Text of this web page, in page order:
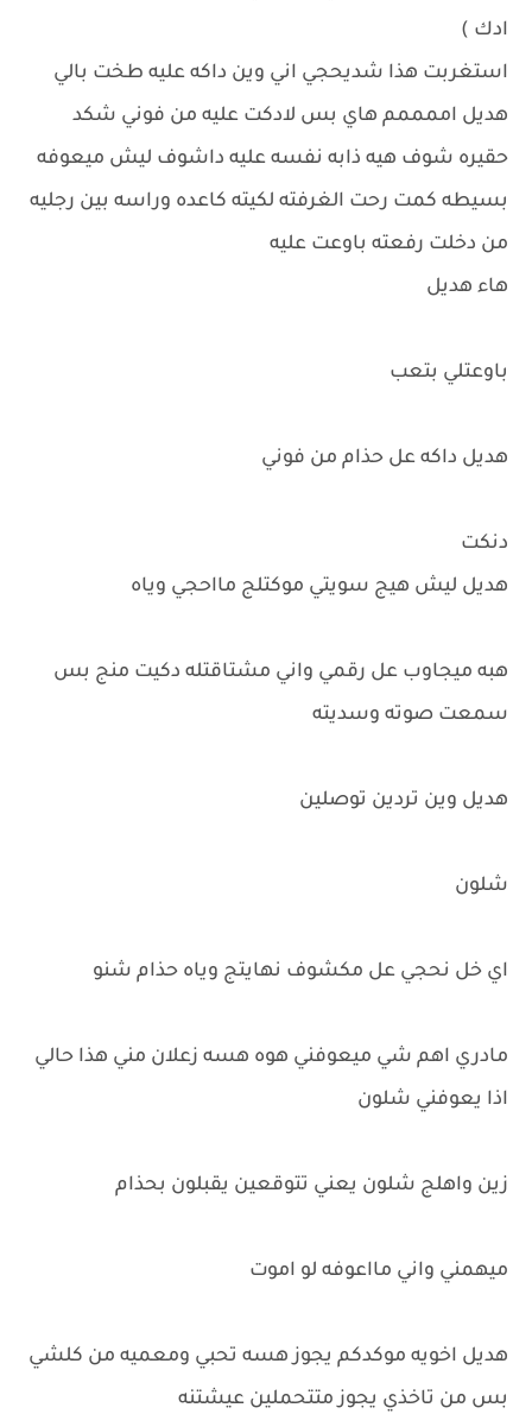
ادك )
استغربت هذا شديحجي اني وين داكه عليه طخت بالي
هديل اممممم هاي بس لادكت عليه من فوني شكد
حقيره شوف هيه ذابه نفسه عليه داشوف ليش ميعوفه
بسيطه كمت رحت الغرفته لكيته كاعده وراسه بين رجليه
من دخلت رفعته باوعت عليه
هاء هديل
باوعتلي بتعب
هديل داكه عل حذام من فوني
دنكت
هديل ليش هيج سويتي موكتلج مااحجي وياه
هبه ميجاوب عل رقمي واني مشتاقتله دكيت منج بس
سمعت صوته وسديته
هديل وين تردين توصلين
شلون
اي خل نحجي عل مكشوف نهايتج وياه حذام شنو
مادري اهم شي ميعوفني هوه هسه زعلان مني هذا حالي
اذا يعوفني شلون
زين واهلج شلون يعني تتوقعين يقبلون بحذام
ميهمني واني مااعوفه لو اموت
هديل اخويه موكدكم يجوز هسه تحبي ومعميه من كلشي
بس من تاخذي يجوز متتحملين عيشتنه